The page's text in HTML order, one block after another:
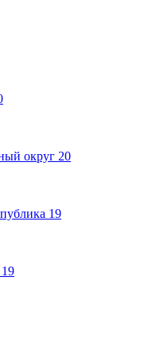
округ 20
19
19